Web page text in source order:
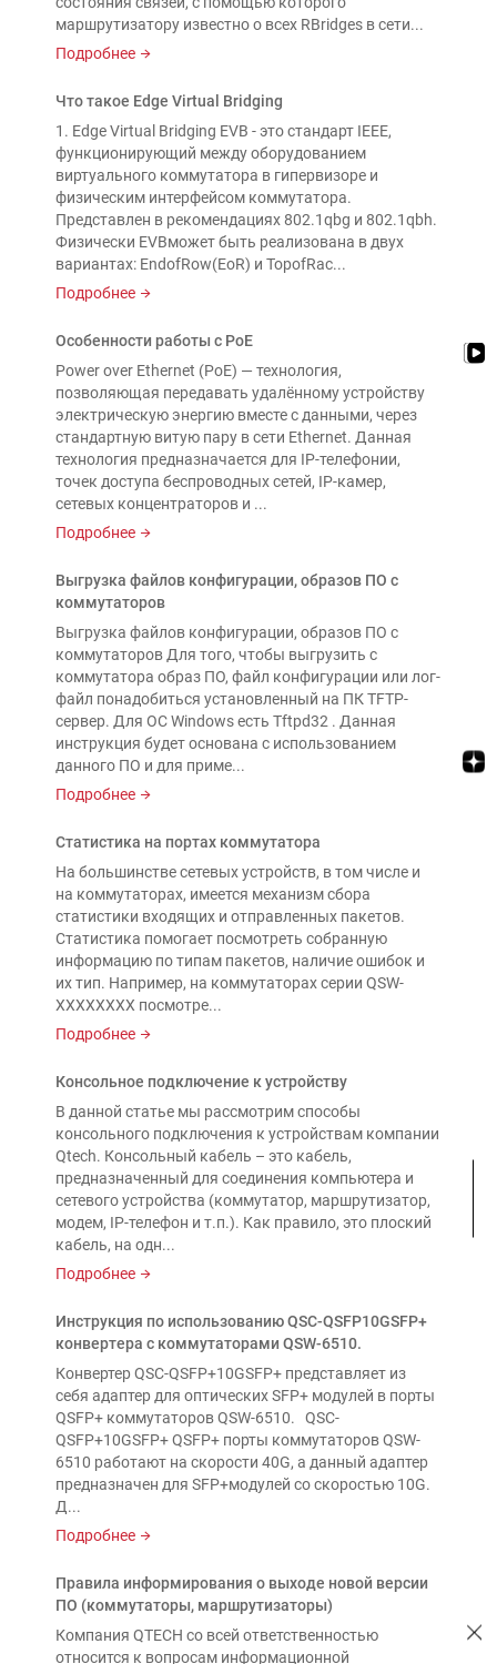
маршрутизатору известно о всех RBridges в сети...
Подробнее
Что такое Edge Virtual Bridging
1. Edge Virtual Bridging EVB - это стандарт IEEE,
функционирующий между оборудованием
виртуального коммутатора в гипервизоре и
физическим интерфейсом коммутатора.
Представлен в рекомендациях 802.1qbg и 802.1qbh.
Физически EVBможет быть реализована в двух
вариантах: EndofRow(EoR) и TopofRac...
Подробнее
Особенности работы с PoE
Power over Ethernet (PoE) — технология,
позволяющая передавать удалённому устройству
электрическую энергию вместе с данными, через
стандартную витую пару в сети Ethernet. Данная
технология предназначается для IP-телефонии,
точек доступа беспроводных сетей, IP-камер,
сетевых концентраторов и ...
Подробнее
Выгрузка файлов конфигурации, образов ПО с
коммутаторов
Выгрузка файлов конфигурации, образов ПО с
коммутаторов Для того, чтобы выгрузить с
коммутатора образ ПО, файл конфигурации или лог-
файл понадобиться установленный на ПК TFTP-
сервер. Для ОС Windows есть Tftpd32 . Данная
инструкция будет основана с использованием
данного ПО и для приме...
Подробнее
Статистика на портах коммутатора
На большинстве сетевых устройств, в том числе и
на коммутаторах, имеется механизм сбора
статистики входящих и отправленных пакетов.
Статистика помогает посмотреть собранную
информацию по типам пакетов, наличие ошибок и
их тип. Например, на коммутаторах серии QSW-
XXXXXXXX посмотре...
Подробнее
Консольное подключение к устройству
В данной статье мы рассмотрим способы
консольного подключения к устройствам компании
Qtech. Консольный кабель – это кабель,
предназначенный для соединения компьютера и
сетевого устройства (коммутатор, маршрутизатор,
модем, IP-телефон и т.п.). Как правило, это плоский
кабель, на одн...
Подробнее
Инструкция по использованию QSC-QSFP10GSFP+
конвертера с коммутаторами QSW-6510.
Конвертер QSC-QSFP+10GSFP+ представляет из
себя адаптер для оптических SFP+ модулей в порты
QSFP+ коммутаторов QSW-6510. QSC-
QSFP+10GSFP+ QSFP+ порты коммутаторов QSW-
6510 работают на скорости 40G, а данный адаптер
предназначен для SFP+модулей со скоростью 10G.
Д...
Подробнее
Правила информирования о выходе новой версии
ПО (коммутаторы, маршрутизаторы)
Компания QTECH со всей ответственностью
относится к вопросам информационной